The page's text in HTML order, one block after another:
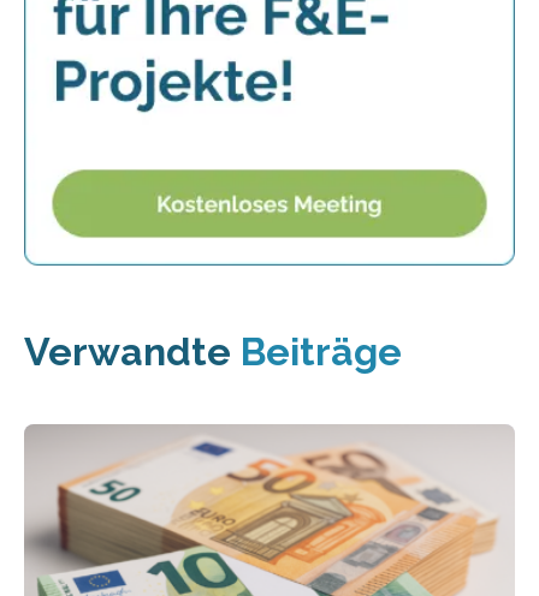
Verwandte Beiträge